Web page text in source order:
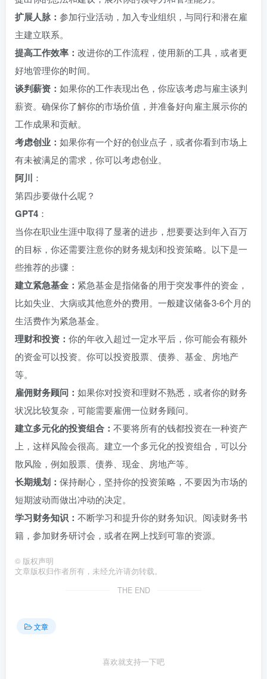
扩展人脉： 参加行业活动，加入专业组织，与同行和潜在雇
主建立联系。
提高工作效率： 改进你的工作流程，使用新的工具，或者更
好地管理你的时间。
谈判薪资： 如果你的工作表现出色，你应该考虑与雇主谈判
薪资。确保你了解你的市场价值，并准备好向雇主展示你的
工作成果和贡献。
考虑创业： 如果你有一个好的创业点子，或者你看到市场上
有未被满足的需求，你可以考虑创业。
阿川 ：
第四步要做什么呢？
GPT4 ：
当你在职业生涯中取得了显著的进步，想要要达到年入百万
的目标，你还需要注意你的财务规划和投资策略。以下是一
些推荐的步骤：
建立紧急基金： 紧急基金是指储备的用于突发事件的资金，
比如失业、大病或其他意外的费用。一般建议储备3-6个月的
生活费作为紧急基金。
理财和投资： 你的年收入超过一定水平后，你可能会有额外
的资金可以投资。你可以投资股票、债券、基金、房地产
等。
雇佣财务顾问： 如果你对投资和理财不熟悉，或者你的财务
状况比较复杂，可能需要雇佣一位财务顾问。
建立多元化的投资组合： 不要将所有的钱都投资在一种资产
上，这样风险会很高。建立一个多元化的投资组合，可以分
散风险，例如股票、债券、现金、房地产等。
长期规划： 保持耐心，坚持你的投资策略，不要因为市场的
短期波动而做出冲动的决定。
学习财务知识： 不断学习和提升你的财务知识。阅读财务书
籍，参加财务研讨会，或者在网上找到可靠的资源。
© 版权声明
文章版权归作者所有，未经允许请勿转载。
THE END
文章
喜欢就支持一下吧